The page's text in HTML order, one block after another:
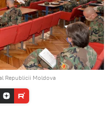
Republicii Moldova